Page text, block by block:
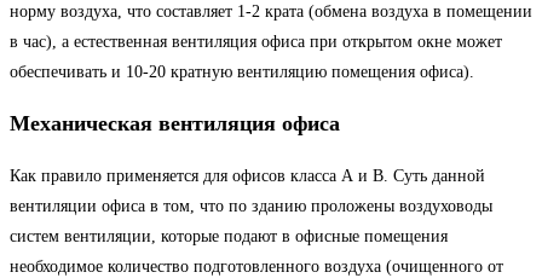
норму воздуха, что составляет 1-2 крата (обмена воздуха в помещении
в час), а естественная вентиляция офиса при открытом окне может
обеспечивать и 10-20 кратную вентиляцию помещения офиса).
Механическая вентиляция офиса
Как правило применяется для офисов класса А и В. Суть данной
вентиляции офиса в том, что по зданию проложены воздуховоды
систем вентиляции, которые подают в офисные помещения
необходимое количество подготовленного воздуха (очищенного от